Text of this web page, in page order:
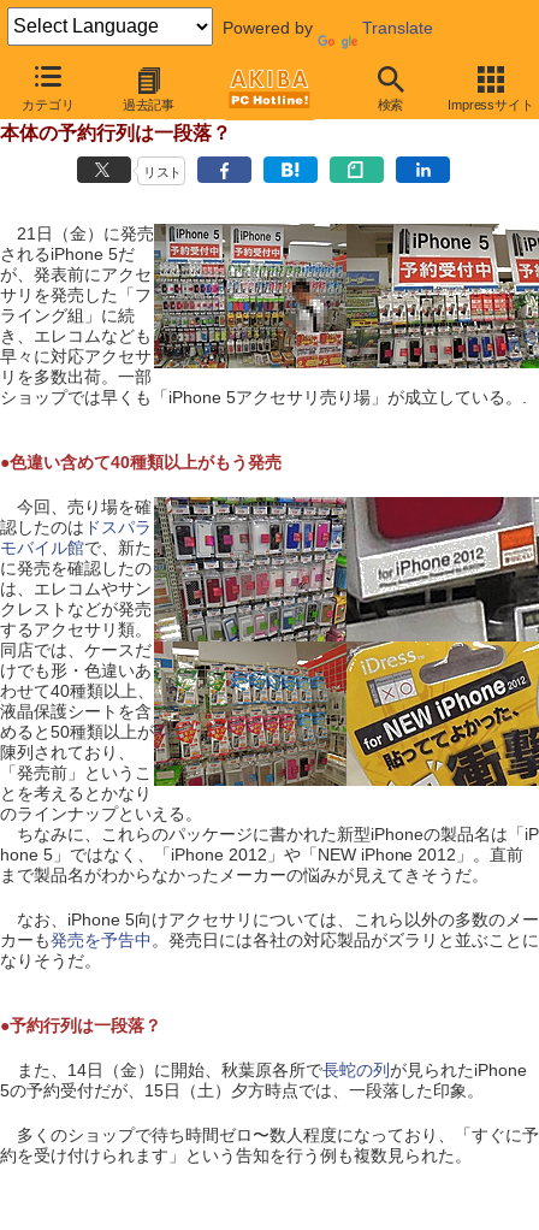
Powered by Translate
カテゴリ 過去記事 検索 Impressサイト
【 2012年9月15日 】
iPhone 5用アクセサリが続々発売、
本体の予約行列は一段落？
リスト
21日（金）に発売
されるiPhone 5だ
が、発表前にアクセ
サリを発売した「フ
ライング組」に続
き、エレコムなども
早々に対応アクセサ
リを多数出荷。一部
ショップでは早くも「iPhone 5アクセサリ売り場」が成立している。.
●色違い含めて40種類以上がもう発売
今回、売り場を確
認したのは ドスパラ
モバイル館で、新た
に発売を確認したの
は、エレコムやサン
クレストなどが発売
するアクセサリ類。
同店では、ケースだ
けでも形・色違いあ
わせて40種類以上、
液晶保護シートを含
めると50種類以上が
陳列されており、
「発売前」というこ
とを考えるとかなり
のラインナップといえる。
ちなみに、これらのパッケージに書かれた新型iPhoneの製品名は「iP
hone 5」ではなく、「iPhone 2012」や「NEW iPhone 2012」。直前
まで製品名がわからなかったメーカーの悩みが見えてきそうだ。
なお、iPhone 5向けアクセサリについては、これら以外の多数のメー
カーも発売を予告中 。発売日には各社の対応製品がズラリと並ぶことに
なりそうだ。
●予約行列は一段落？
また、14日（金）に開始、秋葉原各所で長蛇の列が見られたiPhone
5の予約受付だが、15日（土）夕方時点では、一段落した印象。
多くのショップで待ち時間ゼロ〜数人程度になっており、「すぐに予
約を受け付けられます」という告知を行う例も複数見られた。